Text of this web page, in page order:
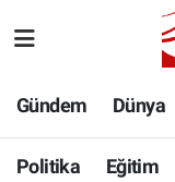
Gündem Dünya
Politika Eğitim
Eğitim
Hava Durumu